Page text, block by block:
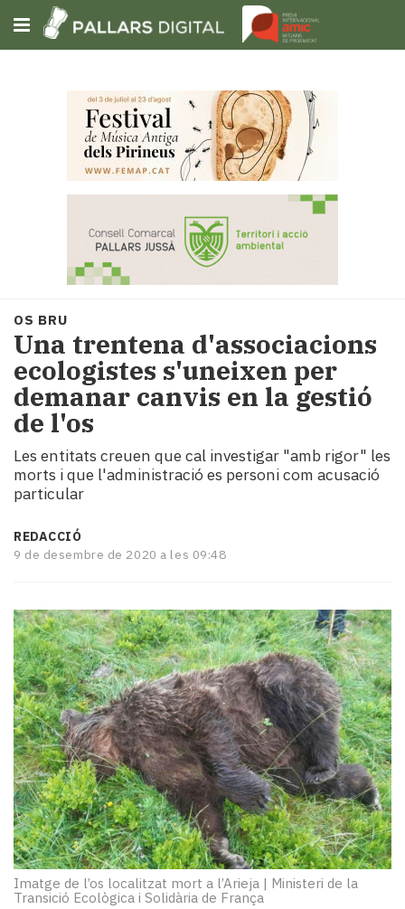
Subscriu-t'hi
Portada
Societat
Política
i
municipis
Economia
i
Cultura
Esports
Mai
TV
i
El
temps
Reportatges
Entrevistes
Enquestes
A
escena!
Dis
la
teva!
Subscriptors
La
newsletter
del
Pallars
OS BRU
Una trentena d'associacions
ecologistes s'uneixen per
demanar canvis en la gestió
de l'os
Les entitats creuen que cal investigar "amb rigor" les
morts i que l'administració es personi com acusació
particular
REDACCIÓ
9 de desembre de 2020 a les 09:48
Imatge de l’os localitzat mort a l’Arieja | Ministeri de la
Transició Ecològica i Solidària de França